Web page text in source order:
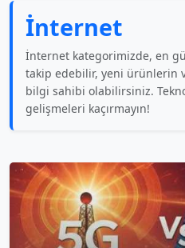
İnternet
İnternet kategorimizde, en
takip edebilir, yeni ürünlerin
bilgi sahibi olabilirsiniz.
gelişmeleri kaçırmayın!